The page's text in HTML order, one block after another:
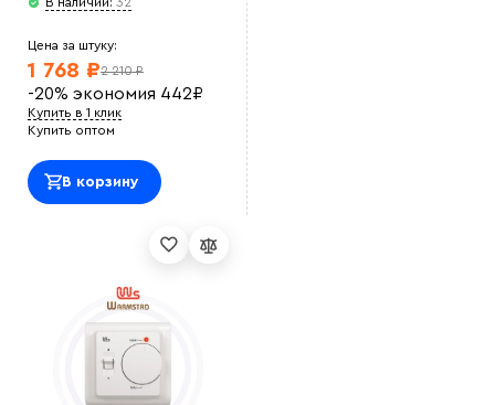
Цена за штуку:
2 210 ₽
1 768 ₽
-20% экономия 442₽
Купить в 1 клик
Купить оптом
В корзину